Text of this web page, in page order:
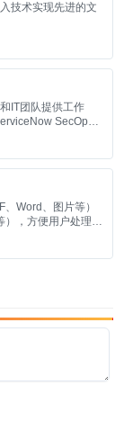
技术实现先进的文
IT团队提供工作
SecOps
Word、图片等）
），方便用户处理和